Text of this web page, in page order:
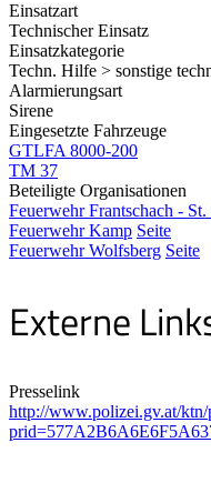
Einsatzart
Technischer Einsatz
Einsatzkategorie
Techn. Hilfe > sonstige
Alarmierungsart
Sirene
Eingesetzte Fahrzeuge
GTLFA 8000-200
TM 37
Beteiligte Organisationen
Feuerwehr Frantschach - St.
Feuerwehr Kamp Seite
Feuerwehr Wolfsberg Seite
Externe
Presselink
http://www.polizei.gv.at/ktn/